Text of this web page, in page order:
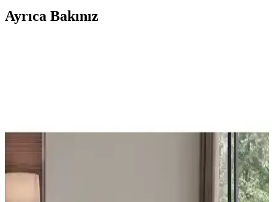
Ayrıca Bakınız
Vagonik Battal Boy ve Çok Amaçlı Pamuk Koltuk
İki Vagonik koltuk örtüsü ürününün malzeme, boyut, kullanım
özellikleri ve kullanıcı yorumlarıyla detaylı karşılaştırması.